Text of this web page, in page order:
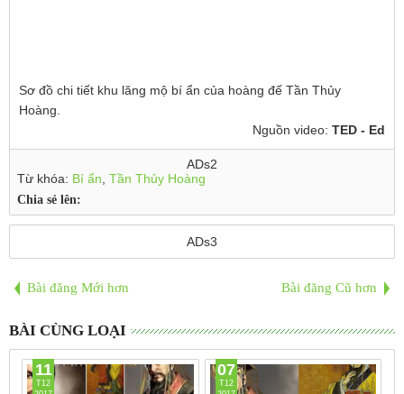
Sơ đồ chi tiết khu lăng mộ bí ẩn của hoàng đế Tần Thủy
Hoàng.
Nguồn video: TED - Ed
ADs2
Từ khóa: Bí ẩn,Tần Thủy Hoàng
Chia sẻ lên:
ADs3
Bài đăng Mới hơn Bài đăng Cũ hơn
BÀI CÙNG LOẠI
11
T12
07
T12